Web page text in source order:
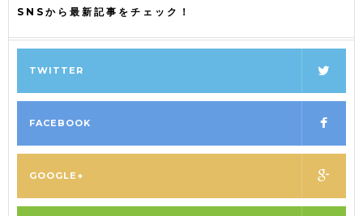
SNSから最新記事をチェック！
TWITTER
FACEBOOK
GOOGLE+